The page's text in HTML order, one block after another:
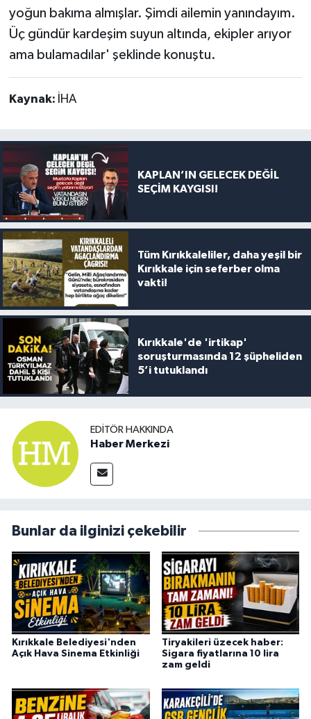
yoğun bakıma almışlar. Şimdi ailemin yanındayım.
Üç gündür kardeşim suyun altında, ekipler arıyor
ama bulamadılar' şeklinde konuştu.
Kaynak: İHA
KAPLAN’IN GELECEK DEĞİL
SEÇİM KAYGISI!
Tüm Kırıkkaleliler, daha yeşil bir
Kırıkkale için seferber olma
vakti!
Kırıkkale'de 'irtikap'
soruşturmasında 12 şüpheliden
5’i tutuklandı
EDITÖR HAKKINDA
Haber Merkezi
Bunlar da ilginizi çekebilir
Kırıkkale Belediyesi'nden
Açık Hava Sinema Etkinliği
Tiryakileri üzecek haber:
Sigara fiyatlarına 10 lira
zam geldi